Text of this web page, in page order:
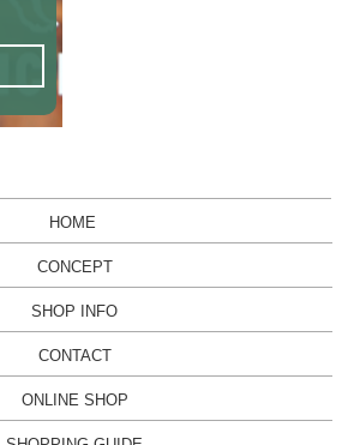
HOME
CONCEPT
SHOP INFO
CONTACT
ONLINE SHOP